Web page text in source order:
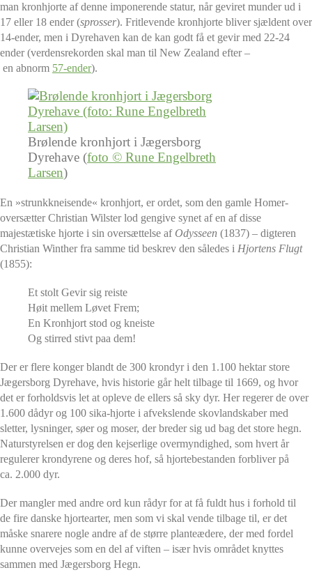
man kronhjorte af denne imponerende statur, når geviret munder ud i
17 eller 18 ender (sprosser). Fritlevende kronhjorte bliver sjældent over
14-ender, men i Dyrehaven kan de kan godt få et gevir med 22-24
ender (verdensrekorden skal man til New Zealand efter –
en abnorm 57-ender).
Brølende kronhjort i Jægersborg
Dyrehave (foto © Rune Engelbreth
Larsen)
En »strunkkneisende« kronhjort, er ordet, som den gamle Homer-
oversætter Christian Wilster lod gengive synet af en af disse
majestætiske hjorte i sin oversættelse af Odysseen (1837) – digteren
Christian Winther fra samme tid beskrev den således i Hjortens Flugt
(1855):
Et stolt Gevir sig reiste
Høit mellem Løvet Frem;
En Kronhjort stod og kneiste
Og stirred stivt paa dem!
Der er flere konger blandt de 300 krondyr i den 1.100 hektar store
Jægersborg Dyrehave, hvis historie går helt tilbage til 1669, og hvor
det er forholdsvis let at opleve de ellers så sky dyr. Her regerer de over
1.600 dådyr og 100 sika-hjorte i afvekslende skovlandskaber med
sletter, lysninger, søer og moser, der breder sig ud bag det store hegn.
Naturstyrelsen er dog den kejserlige overmyndighed, som hvert år
regulerer krondyrene og deres hof, så hjortebestanden forbliver på
ca. 2.000 dyr.
Der mangler med andre ord kun rådyr for at få fuldt hus i forhold til
de fire danske hjortearter, men som vi skal vende tilbage til, er det
måske snarere nogle andre af de større planteædere, der med fordel
kunne overvejes som en del af viften – især hvis området knyttes
sammen med Jægersborg Hegn.